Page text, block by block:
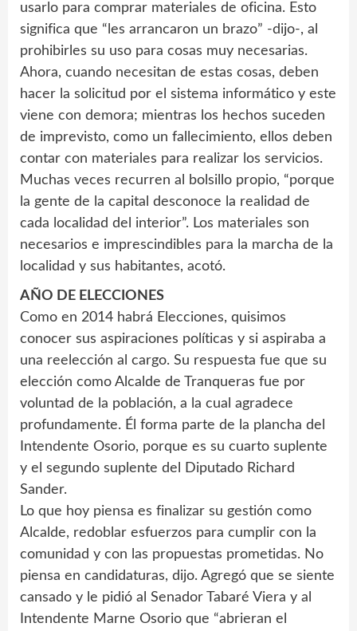
usarlo para comprar materiales de oficina. Esto
significa que “les arrancaron un brazo” -dijo-, al
prohibirles su uso para cosas muy necesarias.
Ahora, cuando necesitan de estas cosas, deben
hacer la solicitud por el sistema informático y este
viene con demora; mientras los hechos suceden
de imprevisto, como un fallecimiento, ellos deben
contar con materiales para realizar los servicios.
Muchas veces recurren al bolsillo propio, “porque
la gente de la capital desconoce la realidad de
cada localidad del interior”. Los materiales son
necesarios e imprescindibles para la marcha de la
localidad y sus habitantes, acotó.
AÑO DE ELECCIONES
Como en 2014 habrá Elecciones, quisimos
conocer sus aspiraciones políticas y si aspiraba a
una reelección al cargo. Su respuesta fue que su
elección como Alcalde de Tranqueras fue por
voluntad de la población, a la cual agradece
profundamente. Él forma parte de la plancha del
Intendente Osorio, porque es su cuarto suplente
y el segundo suplente del Diputado Richard
Sander.
Lo que hoy piensa es finalizar su gestión como
Alcalde, redoblar esfuerzos para cumplir con la
comunidad y con las propuestas prometidas. No
piensa en candidaturas, dijo. Agregó que se siente
cansado y le pidió al Senador Tabaré Viera y al
Intendente Marne Osorio que “abrieran el